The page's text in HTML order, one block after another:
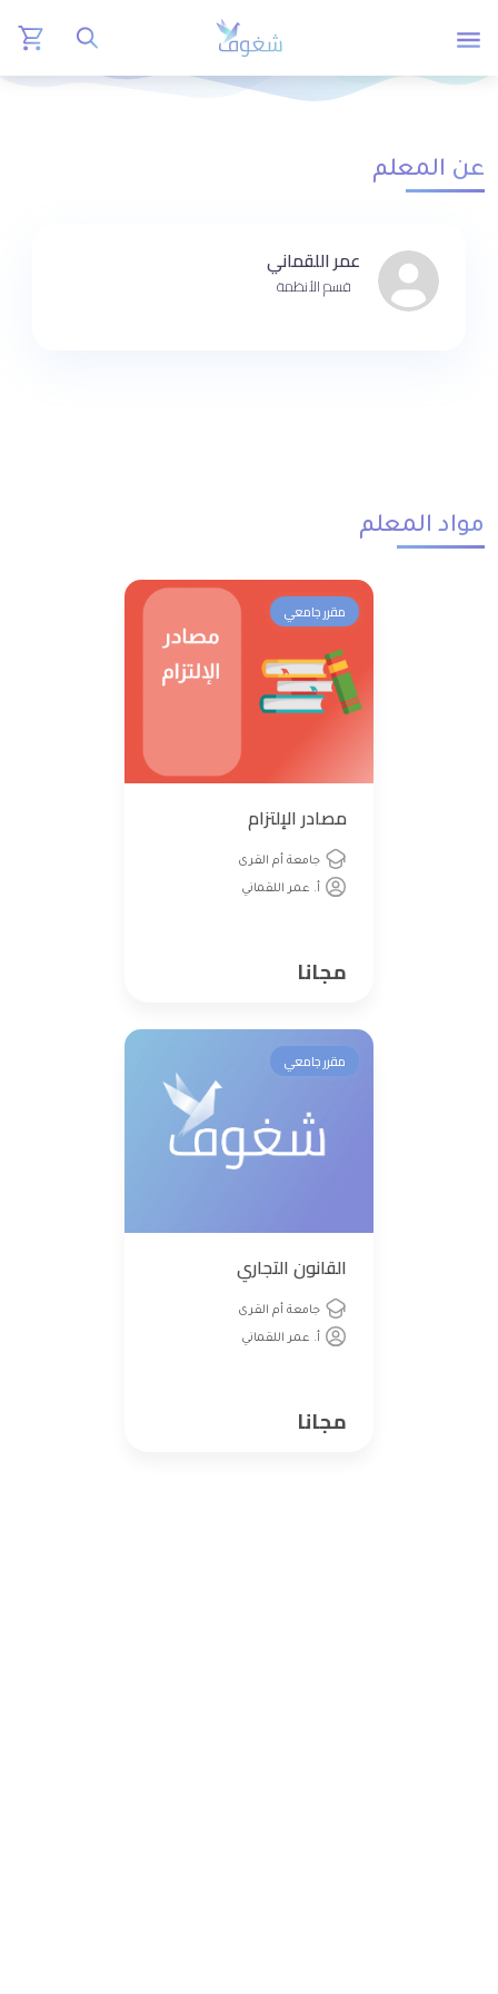
عن المعلم
عمر اللقماني
قسم الأنظمة
مواد المعلم
مقرر جامعي
مصادر الإلتزام
جامعة أم القرى
أ. عمر اللقماني
مجانا
مقرر جامعي
القانون التجاري
جامعة أم القرى
أ. عمر اللقماني
مجانا